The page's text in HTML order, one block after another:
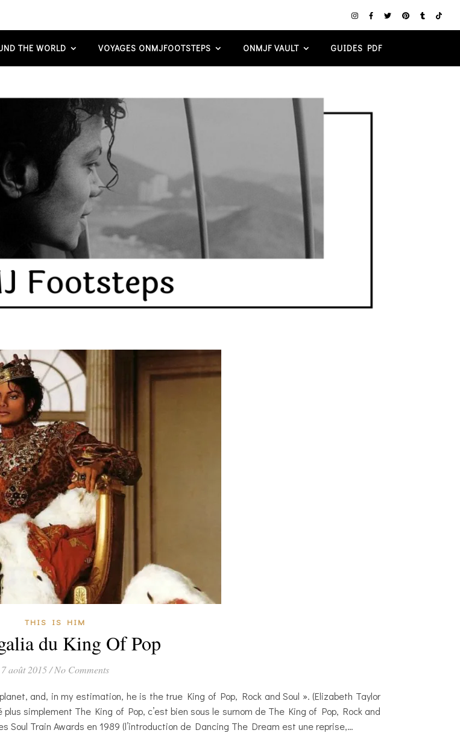
THE WORLD VOYAGES ONMJFOOTSTEPS ONMJF VAULT GUIDES PDF
THIS IS HIM
du King Of Pop
7 août 2015 / No Comments
and, in my estimation, he is the true King of Pop, Rock and Soul ». (Elizabeth Taylor
simplement The King of Pop, c’est bien sous le surnom de The King of Pop, Rock and
Soul Train Awards en 1989 (l’introduction de Dancing The Dream est une reprise,…